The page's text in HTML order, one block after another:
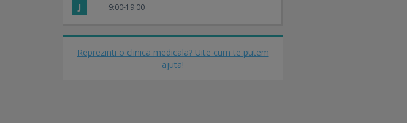
J 9:00-19:00
Reprezinti o clinica medicala? Uite cum te putem
ajuta!